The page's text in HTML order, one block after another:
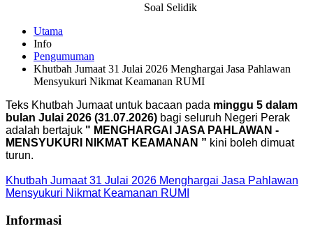
Soal Selidik
Utama
Info
Pengumuman
Khutbah Jumaat 31 Julai 2026 Menghargai Jasa Pahlawan
Mensyukuri Nikmat Keamanan RUMI
Teks Khutbah Jumaat untuk bacaan pada minggu 5 dalam
bulan Julai 2026 (31.07.2026) bagi seluruh Negeri Perak
adalah bertajuk " MENGHARGAI JASA PAHLAWAN -
MENSYUKURI NIKMAT KEAMANAN ” kini boleh dimuat
turun.
Khutbah Jumaat 31 Julai 2026 Menghargai Jasa Pahlawan
Mensyukuri Nikmat Keamanan RUMI
Informasi